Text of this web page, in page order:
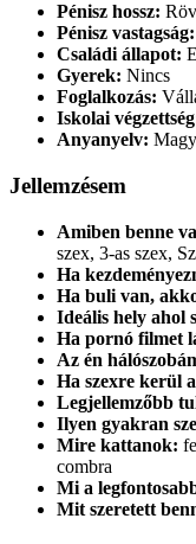
Pénisz hossz:
Pénisz vastagság:
Családi állapot:
Gyerek: Nincs
Foglalkozás:
Iskolai
Anyanyelv:
Jellemzésem
Amiben benne
szex, 3-as szex,
Ha
Ha buli van,
Ideális hely ahol
Ha pornó filmet
Az én
Ha szexre kerül
Legjellemzőbb
Ilyen gyakran
Mire kattanok:
combra
Mi a
Mit szeretett